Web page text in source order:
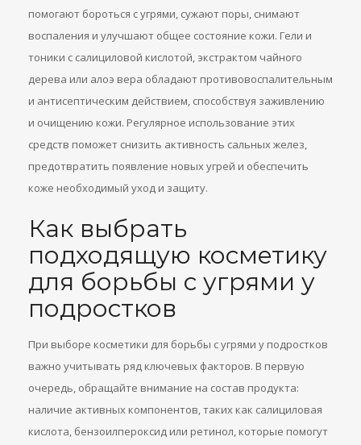
помогают бороться с угрями, сужают поры, снимают
воспаления и улучшают общее состояние кожи. Гели и
тоники с салициловой кислотой, экстрактом чайного
дерева или алоэ вера обладают противовоспалительным
и антисептическим действием, способствуя заживлению
и очищению кожи. Регулярное использование этих
средств поможет снизить активность сальных желез,
предотвратить появление новых угрей и обеспечить
коже необходимый уход и защиту.
Как выбрать
подходящую косметику
для борьбы с угрями у
подростков
При выборе косметики для борьбы с угрями у подростков
важно учитывать ряд ключевых факторов. В первую
очередь, обращайте внимание на состав продукта:
наличие активных компонентов, таких как салициловая
кислота, бензоилпероксид или ретинол, которые помогут